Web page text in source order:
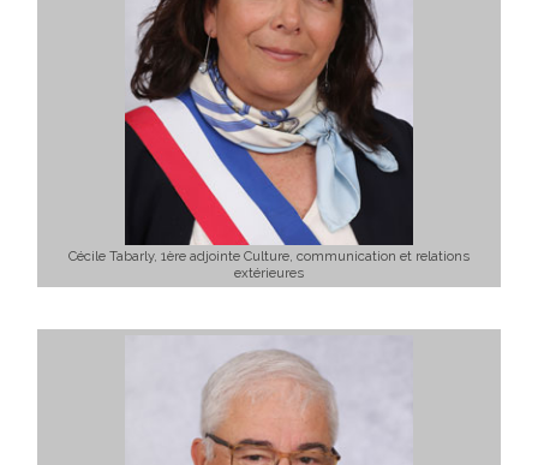
Cécile Tabarly, 1ère adjointe Culture, communication et relations
extérieures